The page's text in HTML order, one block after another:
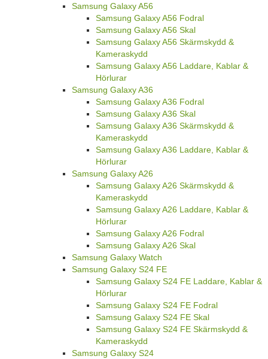
Samsung Galaxy A56
Samsung Galaxy A56 Fodral
Samsung Galaxy A56 Skal
Samsung Galaxy A56 Skärmskydd &
Kameraskydd
Samsung Galaxy A56 Laddare, Kablar &
Hörlurar
Samsung Galaxy A36
Samsung Galaxy A36 Fodral
Samsung Galaxy A36 Skal
Samsung Galaxy A36 Skärmskydd &
Kameraskydd
Samsung Galaxy A36 Laddare, Kablar &
Hörlurar
Samsung Galaxy A26
Samsung Galaxy A26 Skärmskydd &
Kameraskydd
Samsung Galaxy A26 Laddare, Kablar &
Hörlurar
Samsung Galaxy A26 Fodral
Samsung Galaxy A26 Skal
Samsung Galaxy Watch
Samsung Galaxy S24 FE
Samsung Galaxy S24 FE Laddare, Kablar &
Hörlurar
Samsung Galaxy S24 FE Fodral
Samsung Galaxy S24 FE Skal
Samsung Galaxy S24 FE Skärmskydd &
Kameraskydd
Samsung Galaxy S24